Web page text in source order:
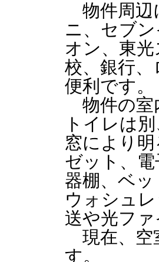
物件周辺
ニ、セブ
オン、東
校、銀行
便利です。
物件の室
トイレは
窓により
ゼット、
器棚、ベ
ウォシュ
送や光フ
現在、空
す。